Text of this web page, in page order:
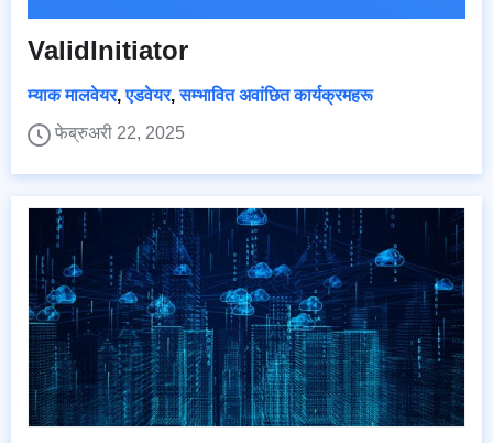
ValidInitiator
म्याक मालवेयर,एडवेयर,सम्भावित अवांछित कार्यक्रमहरू
फेब्रुअरी 22, 2025